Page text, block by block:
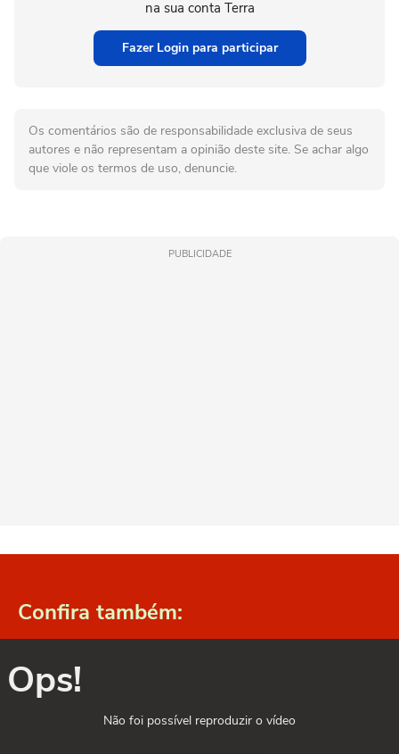
na sua conta Terra
Fazer Login para participar
Os comentários são de responsabilidade exclusiva de seus
autores e não representam a opinião deste site. Se achar algo
que viole os termos de uso, denuncie.
PUBLICIDADE
Confira também:
Ops!
Não foi possível reproduzir o vídeo